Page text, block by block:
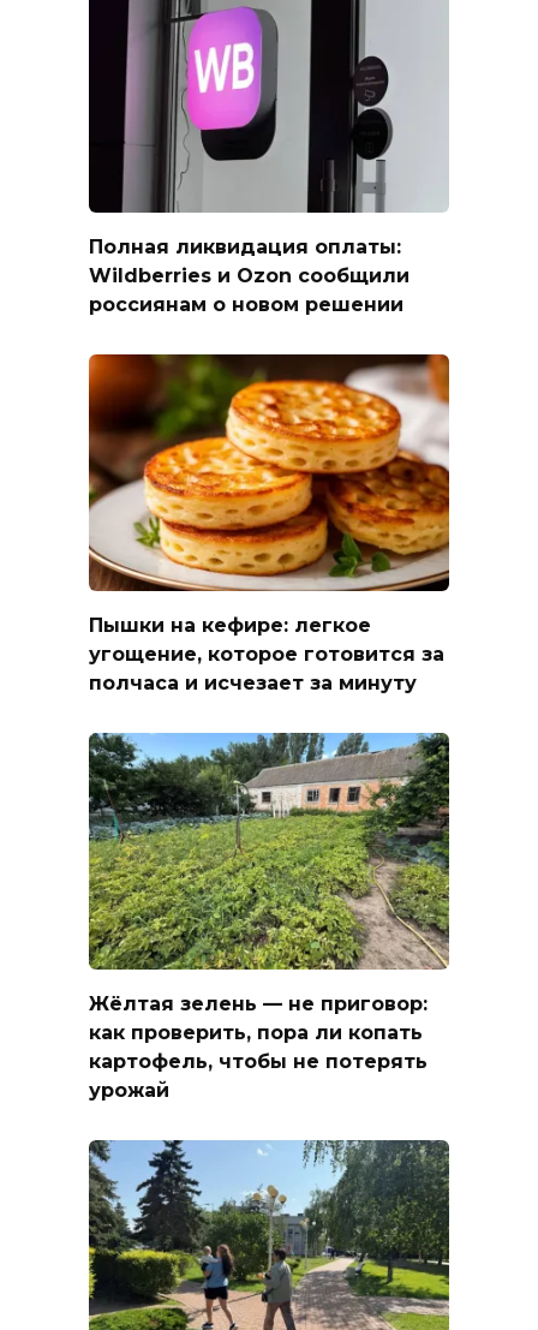
Полная ликвидация оплаты:
Wildberries и Ozon сообщили
россиянам о новом решении
Пышки на кефире: легкое
угощение, которое готовится за
полчаса и исчезает за минуту
Жёлтая зелень — не приговор:
как проверить, пора ли копать
картофель, чтобы не потерять
урожай